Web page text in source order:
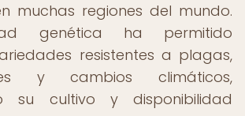
muchas regiones del mundo.
genética ha permitido
resistentes a plagas,
y cambios climáticos,
su cultivo y disponibilidad